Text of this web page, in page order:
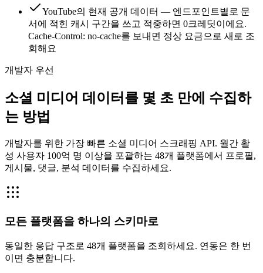
YouTube의 현재 공개 데이터 — 엔드포인트별로 문
서에 적힌 캐시 구간을 쓰고 적중하면 0크레딧이에요.
Cache-Control: no-cache를 보내면 정상 요금으로 새로 조
회해요
개발자 우선
소셜 미디어 데이터를 몇 초 만에 수집하
는 방법
개발자를 위한 가장 빠른 소셜 미디어 스크래핑 API. 월간 활
성 사용자 100억 명 이상을 포괄하는 48개 플랫폼에서 프로필,
게시물, 댓글, 분석 데이터를 수집하세요.
모든 플랫폼을 하나의 스키마로
동일한 응답 구조로 48개 플랫폼을 조회하세요. 연동은 한 번
이면 충분합니다.